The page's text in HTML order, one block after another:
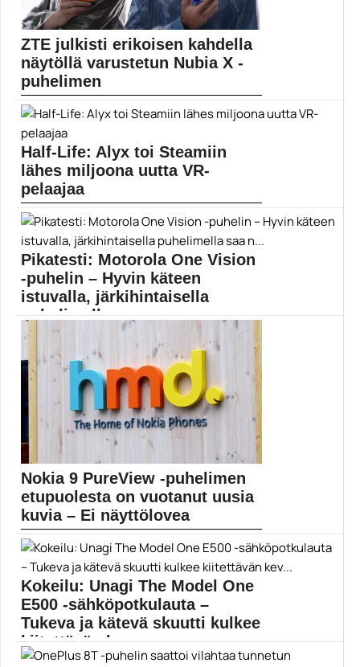
ZTE julkisti erikoisen kahdella
näytöllä varustetun Nubia X -
puhelimen
ZTE on esitellyt uuden Nubia X -puhelimen, jossa...
Mobiili
Half-Life: Alyx toi Steamiin
lähes miljoona uutta VR-
pelaajaa
Half-Life: Alyx sai pelaajat innostumaan VR-
Half-Life Alyx
Pikatesti: Motorola One Vision
-puhelin – Hyvin käteen
istuvalla, järkihintaisella
puhelimella saa n...
Kiinnostaako puhelin, joka istuu käteen hyvin, on
yksinkertainen...
21:9
Nokia 9 PureView -puhelimen
etupuolesta on vuotanut uusia
kuvia – Ei näyttölovea
Uudet vuotokuvat esittelevät miltä HMD Globalin tuleva
HMD Global
Kokeilu: Unagi The Model One
E500 -sähköpotkulauta –
Tukeva ja kätevä skuutti kulkee
kiitettävän kev...